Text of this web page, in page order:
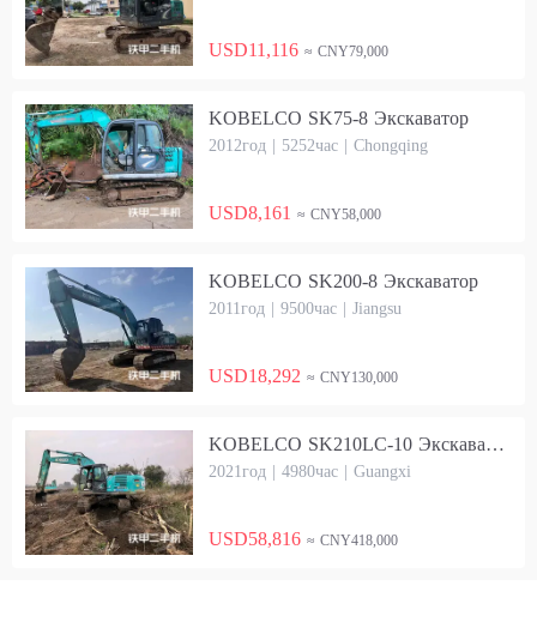
USD11,116 ≈ CNY79,000
KOBELCO SK75-8 Экскаватор
2012год | 5252час | Chongqing
USD8,161 ≈ CNY58,000
KOBELCO SK200-8 Экскаватор
2011год | 9500час | Jiangsu
USD18,292 ≈ CNY130,000
KOBELCO SK210LC-10 Экскаватор
2021год | 4980час | Guangxi
USD58,816 ≈ CNY418,000